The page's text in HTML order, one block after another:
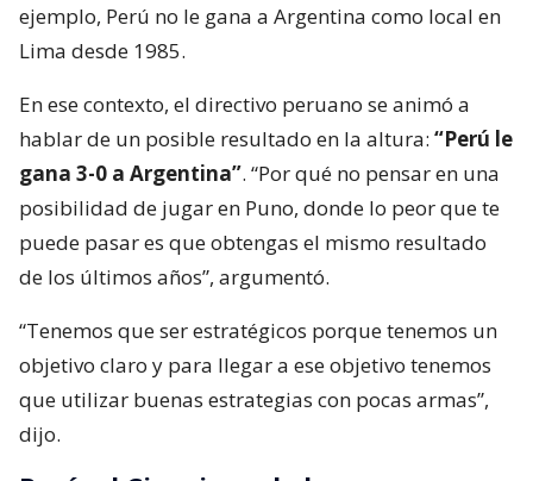
ejemplo, Perú no le gana a Argentina como local en
Lima desde 1985.
En ese contexto, el directivo peruano se animó a
hablar de un posible resultado en la altura: “Perú le
gana 3-0 a Argentina”. “Por qué no pensar en una
posibilidad de jugar en Puno, donde lo peor que te
puede pasar es que obtengas el mismo resultado
de los últimos años”, argumentó.
“Tenemos que ser estratégicos porque tenemos un
objetivo claro y para llegar a ese objetivo tenemos
que utilizar buenas estrategias con pocas armas”,
dijo.